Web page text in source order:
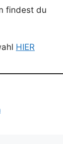
findest du
HIER